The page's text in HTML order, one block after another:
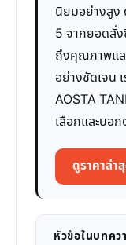
นิยมอย่างสูง
5 จากยอดสั่ง
ถึงคุณภาพแล
อย่างชัดเจน
AOSTA
เลือกและบอ
ดูราคาล่า
หัวข้อในบทคว